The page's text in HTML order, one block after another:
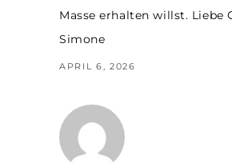
Masse erhalten willst. Liebe
Simone
APRIL 6, 2026